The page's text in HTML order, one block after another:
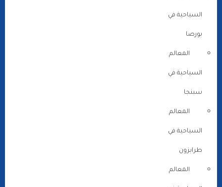
السياحية في
بورصا
المعالم
السياحية في
سبنجا
المعالم
السياحية في
طرابزون
المعالم